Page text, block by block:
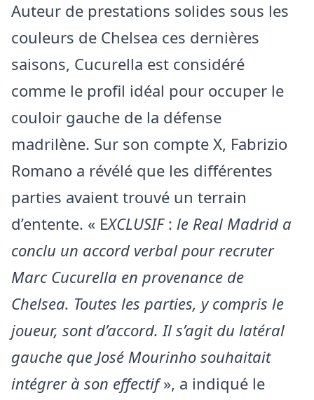
Auteur de prestations solides sous les
couleurs de Chelsea ces dernières
saisons, Cucurella est considéré
comme le profil idéal pour occuper le
couloir gauche de la défense
madrilène. Sur son compte X, Fabrizio
Romano a révélé que les différentes
parties avaient trouvé un terrain
d’entente. « EXCLUSIF : le Real Madrid a
conclu un accord verbal pour recruter
Marc Cucurella en provenance de
Chelsea. Toutes les parties, y compris le
joueur, sont d’accord. Il s’agit du latéral
gauche que José Mourinho souhaitait
intégrer à son effectif», a indiqué le